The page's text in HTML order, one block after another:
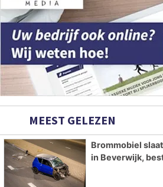
MEEST GELEZEN
Brommobiel
in Beverwijk,